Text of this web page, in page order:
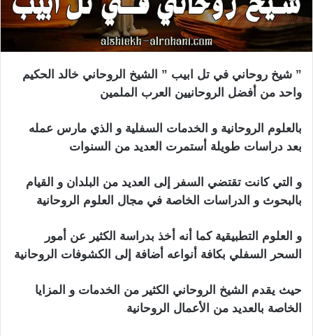
” شيخ روحاني في تل ابيب ” الشيخ الروحاني خالد الحكيم
واحد من أفضل الروحانيين العرب الملمين
بالعلوم الروحانية و الخدمات السفلية و الذي مارس عمله
بعد دراسات طويلة أستمرت العديد من السنوات
و التي كانت تقتضي السفر إلى العديد من البلدان و القيام
بالبحوث و الدراسات الخاصة في مجال العلوم الروحانية
و العلوم التطبيقية كما أنه أخذ بدراسة الكثير عن أمور
السحر السفلي بكافة أنواعه أضافة إلى الكشوفات الروحانية
حيث يقدم الشيخ الروحاني الكثير من الخدمات و المزايا
الخاصة بالعديد من الأعمال الروحانية